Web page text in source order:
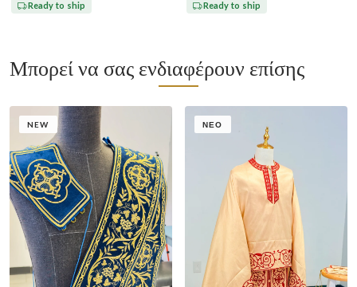
Ready to ship Ready to ship
Μπορεί να σας ενδιαφέρουν επίσης
NEW ΝΈΟ